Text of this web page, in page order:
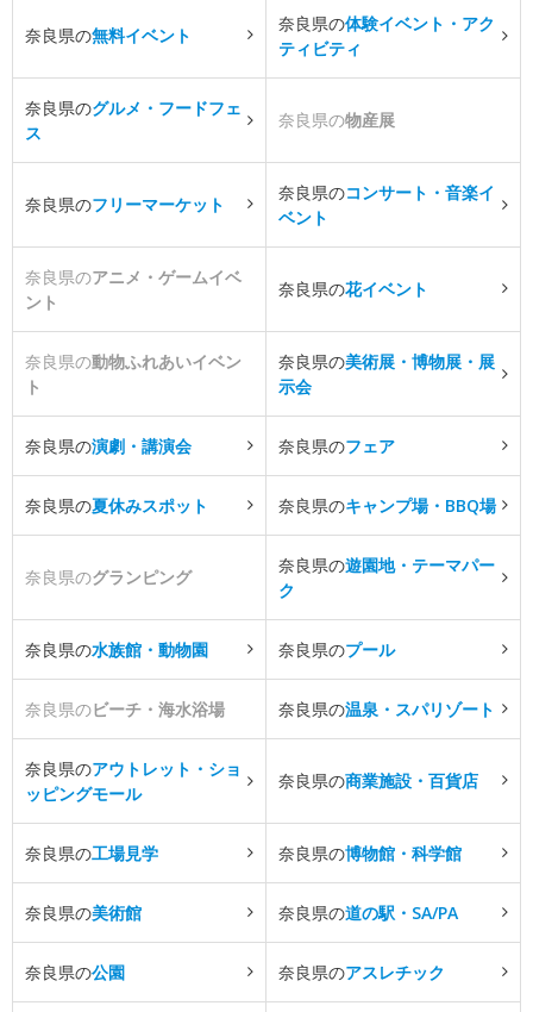
奈良県の無料イベント
奈良県の体験イベント・アク
ティビティ
奈良県のグルメ・フードフェ
ス
奈良県の物産展
奈良県のフリーマーケット
奈良県のコンサート・音楽イ
ベント
奈良県のアニメ・ゲームイベ
ント
奈良県の花イベント
奈良県の動物ふれあいイベン
ト
奈良県の美術展・博物展・展
示会
奈良県の演劇・講演会 奈良県のフェア
奈良県の夏休みスポット 奈良県のキャンプ場・BBQ場
奈良県のグランピング
奈良県の遊園地・テーマパー
ク
奈良県の水族館・動物園 奈良県のプール
奈良県のビーチ・海水浴場 奈良県の温泉・スパリゾート
奈良県のアウトレット・ショ
ッピングモール
奈良県の商業施設・百貨店
奈良県の工場見学 奈良県の博物館・科学館
奈良県の美術館 奈良県の道の駅・SA/PA
奈良県の公園 奈良県のアスレチック